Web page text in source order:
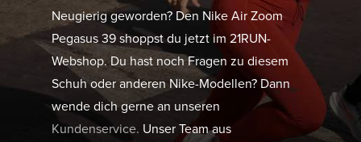
Neugierig geworden? Den Nike Air Zoom
Pegasus 39 shoppst du jetzt im 21RUN-
Webshop. Du hast noch Fragen zu diesem
Schuh oder anderen Nike-Modellen? Dann
wende dich gerne an unseren
Kundenservice. Unser Team aus